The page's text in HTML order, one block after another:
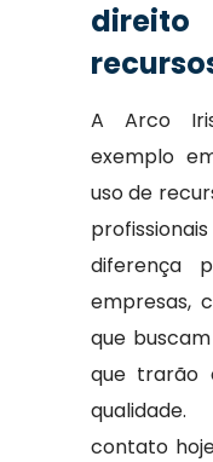
A Arco
exemplo
uso de
diferença
empresas,
que
que trarão
contato